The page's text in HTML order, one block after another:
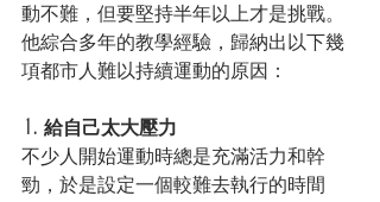
動不難，但要堅持半年以上才是挑戰。
他綜合多年的教學經驗，歸納出以下幾
項都市人難以持續運動的原因：
1. 給自己太大壓力
不少人開始運動時總是充滿活力和幹
勁，於是設定一個較難去執行的時間